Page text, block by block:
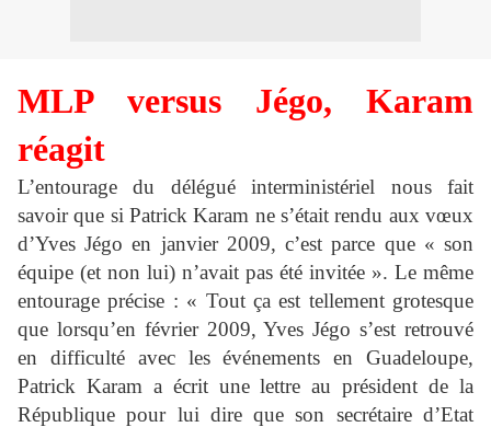
MLP versus Jégo, Karam
réagit
L’entourage du délégué interministériel nous fait
savoir que si Patrick Karam ne s’était rendu aux vœux
d’Yves Jégo en janvier 2009, c’est parce que « son
équipe (et non lui) n’avait pas été invitée ». Le même
entourage précise : « Tout ça est tellement grotesque
que lorsqu’en février 2009, Yves Jégo s’est retrouvé
en difficulté avec les événements en Guadeloupe,
Patrick Karam a écrit une lettre au président de la
République pour lui dire que son secrétaire d’Etat